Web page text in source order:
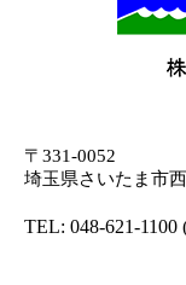
〒331-0052
埼玉県さいたま市
TEL: 048-621-1100